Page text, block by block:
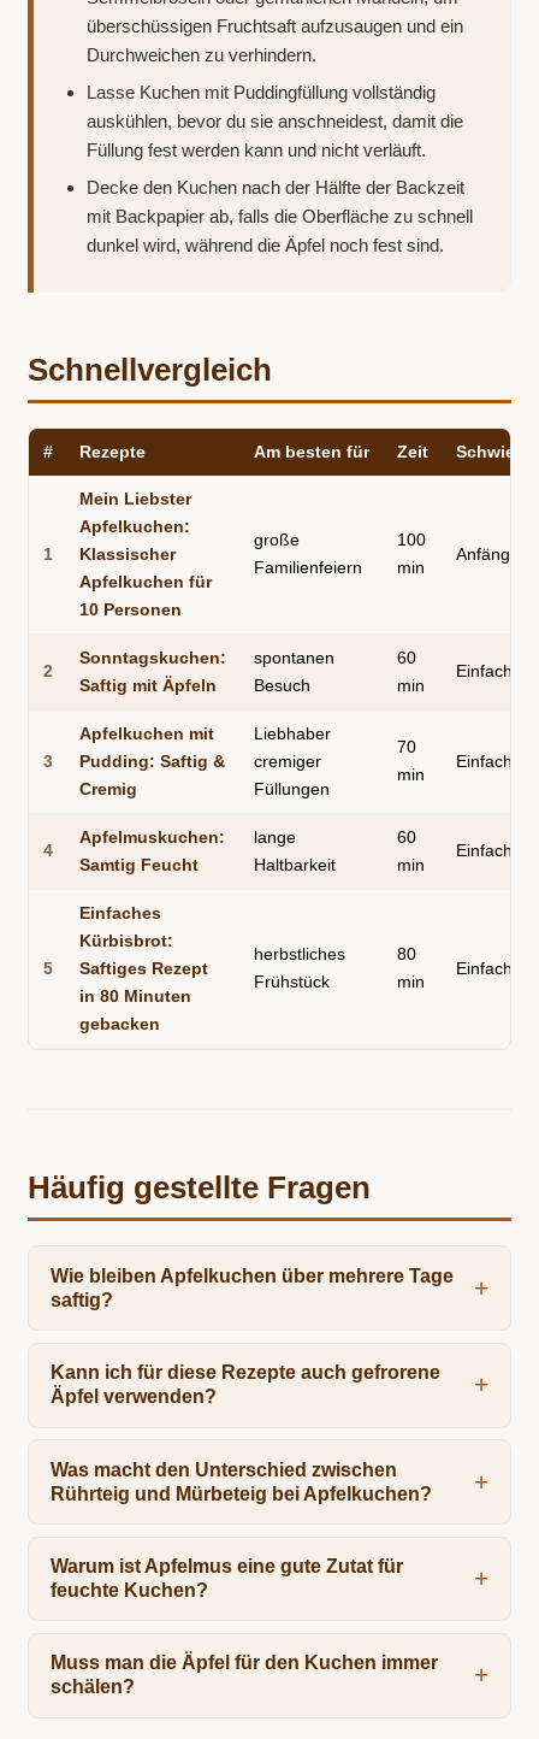
überschüssigen Fruchtsaft aufzusaugen und ein
Durchweichen zu verhindern.
Lasse Kuchen mit Puddingfüllung vollständig
auskühlen, bevor du sie anschneidest, damit die
Füllung fest werden kann und nicht verläuft.
Decke den Kuchen nach der Hälfte der Backzeit
mit Backpapier ab, falls die Oberfläche zu schnell
dunkel wird, während die Äpfel noch fest sind.
Schnellvergleich
# Rezepte Am besten für Zeit
1
Mein Liebster
Apfelkuchen:
Klassischer
Apfelkuchen für
10 Personen
große
Familienfeiern
100
min
Anfänger
2
Sonntagskuchen:
Saftig mit Äpfeln
spontanen
Besuch
60
min
Einfach
3
Apfelkuchen mit
Pudding: Saftig &
Cremig
Liebhaber
cremiger
Füllungen
70
min
Einfach
4
Apfelmuskuchen:
Samtig Feucht
lange
Haltbarkeit
60
min
Einfach
5
Einfaches
Kürbisbrot:
Saftiges Rezept
in 80 Minuten
gebacken
herbstliches
Frühstück
80
min
Einfach
Häufig gestellte Fragen
Wie bleiben Apfelkuchen über mehrere Tage
saftig?
Kann ich für diese Rezepte auch gefrorene
Äpfel verwenden?
Was macht den Unterschied zwischen
Rührteig und Mürbeteig bei Apfelkuchen?
Warum ist Apfelmus eine gute Zutat für
feuchte Kuchen?
Muss man die Äpfel für den Kuchen immer
schälen?